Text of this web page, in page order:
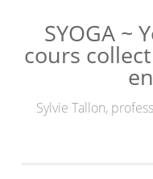
SYOGA ~
cours
Sylvie Tallon,